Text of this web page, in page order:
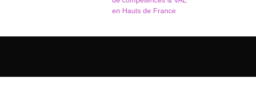
en Hauts de France